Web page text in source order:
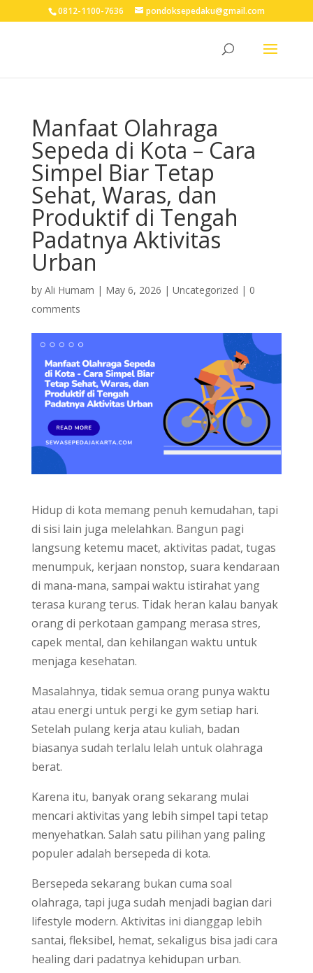
0812-1100-7636 pondoksepedaku@gmail.com
Manfaat Olahraga
Sepeda di Kota – Cara
Simpel Biar Tetap
Sehat, Waras, dan
Produktif di Tengah
Padatnya Aktivitas
Urban
by Ali Humam | May 6, 2026 | Uncategorized | 0
comments
Hidup di kota memang penuh kemudahan, tapi
di sisi lain juga melelahkan. Bangun pagi
langsung ketemu macet, aktivitas padat, tugas
menumpuk, kerjaan nonstop, suara kendaraan
di mana-mana, sampai waktu istirahat yang
terasa kurang terus. Tidak heran kalau banyak
orang di perkotaan gampang merasa stres,
capek mental, dan kehilangan waktu untuk
menjaga kesehatan.
Masalahnya, tidak semua orang punya waktu
atau energi untuk pergi ke gym setiap hari.
Setelah pulang kerja atau kuliah, badan
biasanya sudah terlalu lelah untuk olahraga
berat.
Karena itu, banyak orang sekarang mulai
mencari aktivitas yang lebih simpel tapi tetap
menyehatkan. Salah satu pilihan yang paling
populer adalah bersepeda di kota.
Bersepeda sekarang bukan cuma soal
olahraga, tapi juga sudah menjadi bagian dari
lifestyle modern. Aktivitas ini dianggap lebih
santai, fleksibel, hemat, sekaligus bisa jadi cara
healing dari padatnya kehidupan urban.